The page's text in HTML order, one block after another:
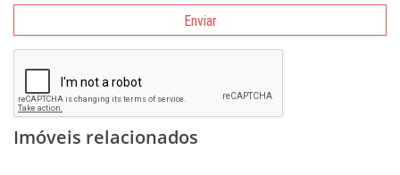
Enviar
Imóveis relacionados